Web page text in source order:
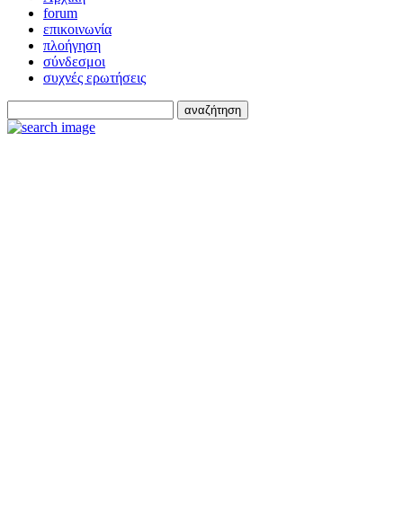
forum
επικοινωνία
πλοήγηση
σύνδεσμοι
συχνές ερωτήσεις